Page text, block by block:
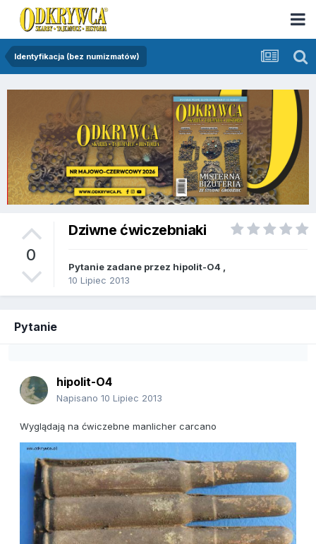
Identyfikacja (bez numizmatów)
0
Dziwne ćwiczebniaki
Pytanie zadane przez hipolit-O4
10 Lipiec 2013
Pytanie
hipolit-O4
Napisano 10 Lipiec 2013
Wyglądają na ćwiczebne manlicher carcano